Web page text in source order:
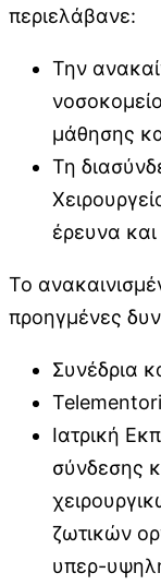
περιελάβανε:
Την
μάθησης
Τη
έρευνα
Το
προηγμένες
Συνέδρια
Ιατρική
σύνδεσης
ζωτικών
υπερ-